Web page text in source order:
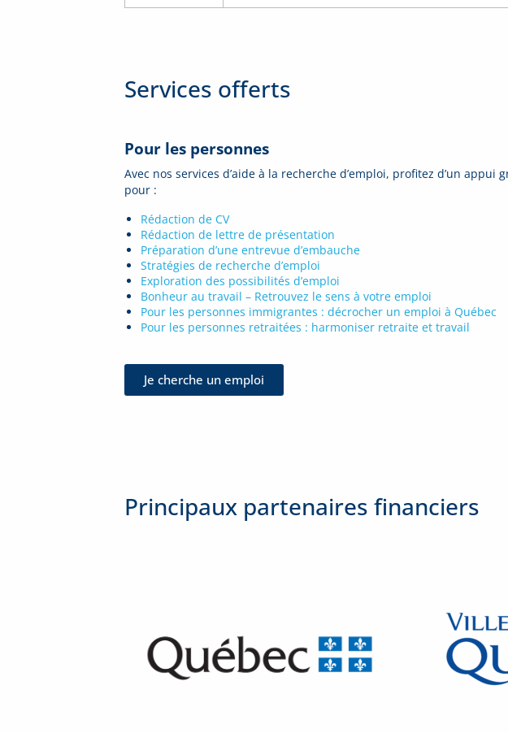
Services offerts
Pour les personnes
Avec nos services d’aide à la recherche d’emploi, profitez d’un appui
pour :
Rédaction de CV
Rédaction de lettre de présentation
Préparation d’une entrevue d’embauche
Stratégies de recherche d’emploi
Exploration des possibilités d’emploi
Bonheur au travail – Retrouvez le sens à votre emploi
Pour les personnes immigrantes : décrocher un emploi à Québec
Pour les personnes retraitées : harmoniser retraite et travail
Je cherche un emploi
Principaux partenaires financiers